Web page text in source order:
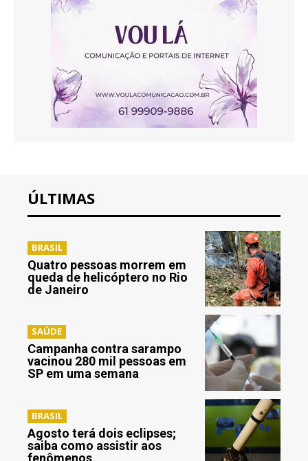
ÚLTIMAS
BRASIL
Quatro pessoas morrem em
queda de helicóptero no Rio
de Janeiro
SAÚDE
Campanha contra sarampo
vacinou 280 mil pessoas em
SP em uma semana
BRASIL
Agosto terá dois eclipses;
saiba como assistir aos
fenômenos